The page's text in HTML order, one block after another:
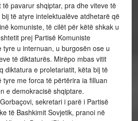
pavarur shqiptar, pra dhe viteve të
të atyre intelektualëve atdhetarë që
komuniste, të cilët për këtë shkak u
prej Partisë Komuniste
tyre u internuan, u burgosën ose u
të diktaturës. Mirëpo mbas vitit
diktatura e proletariatit, këta bij të
tyre me forca të përtërira ia filluan
e demokracisë shqiptare.
sekretari i parë i Partisë
të Bashkimit Sovjetik, pranoi në